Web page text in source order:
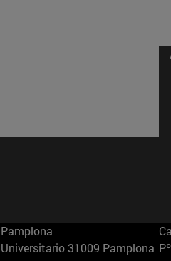
31009 Pamplona